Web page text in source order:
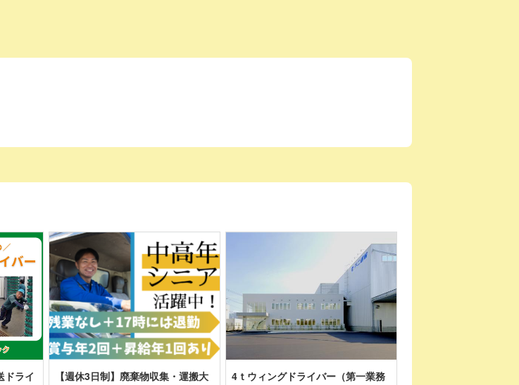
ドライ
【週休3日制】廃棄物収集・運搬大
4ｔウィングドライバー（第一業務